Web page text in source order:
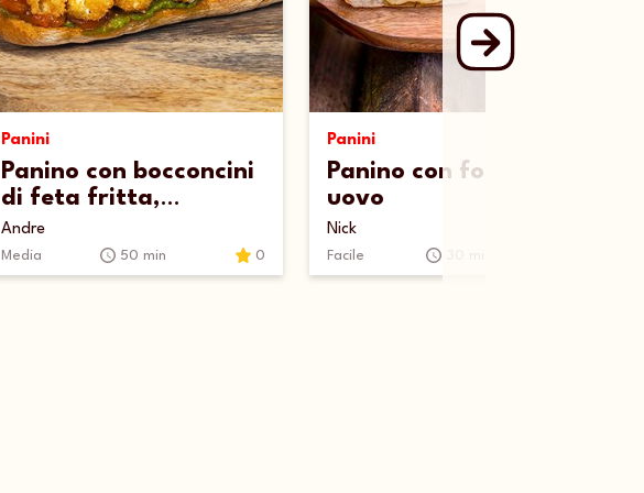
Panini
Panino con bocconcini
di feta fritta,
pomodori al forno e
basilico
Andre
Media 50 min 0
Panini
Panino con formai e
uovo
Nick
Facile